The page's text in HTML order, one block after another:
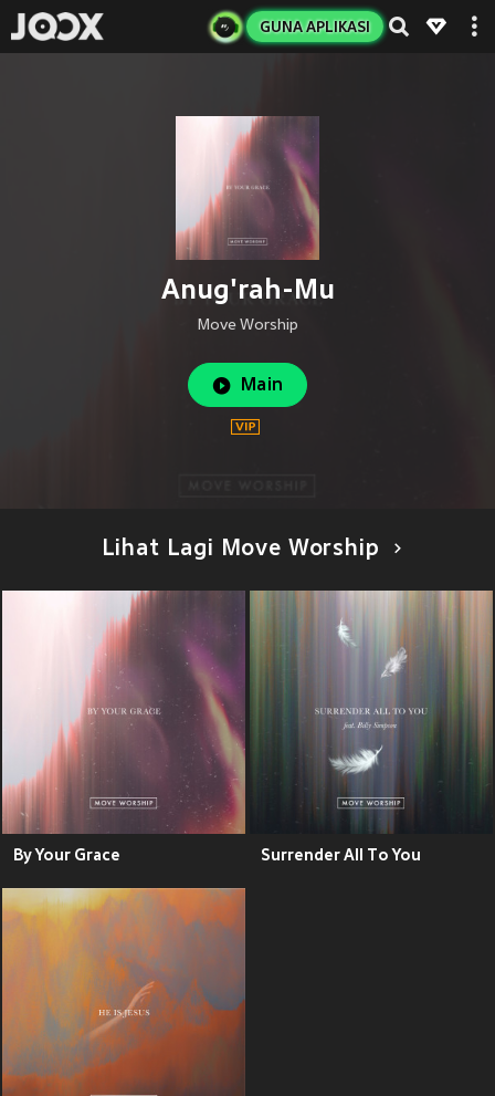
GUNA APLIKASI
Anug'rah-Mu
Move Worship
Main
Lihat Lagi Move Worship
By Your Grace Surrender All To You